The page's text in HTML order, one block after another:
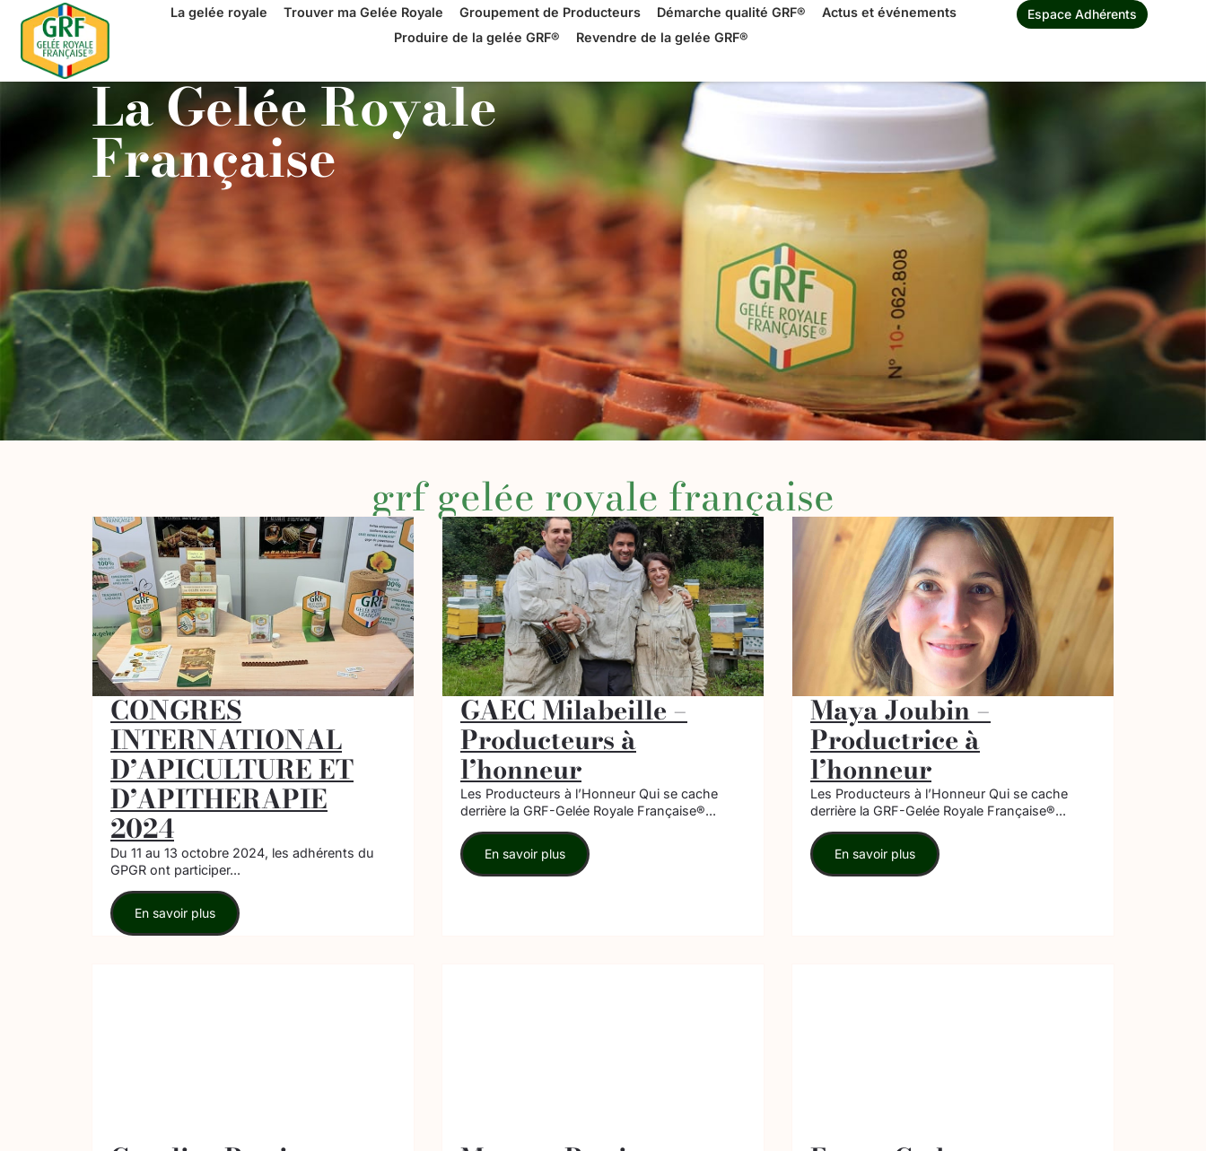
La gelée royale Trouver ma Gelée Royale Groupement de Producteurs Démarche qualité GRF®
Actus et événements
Produire de la gelée GRF®
Revendre de la gelée GRF®
Espace Adhérents
La Gelée Royale
Française
grf gelée royale française
CONGRES
INTERNATIONAL
D’APICULTURE ET
D’APITHERAPIE
2024
Du 11 au 13 octobre 2024, les adhérents du
GPGR ont participer...
En savoir plus
GAEC Milabeille –
Producteurs à
l’honneur
Les Producteurs à l’Honneur Qui se cache
derrière la GRF-Gelée Royale Française®...
En savoir plus
Maya Joubin –
Productrice à
l’honneur
Les Producteurs à l’Honneur Qui se cache
derrière la GRF-Gelée Royale Française®...
En savoir plus